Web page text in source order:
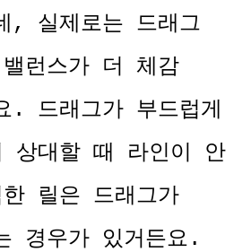
, 실제로는 드래그
런스가 더 체감
. 드래그가 부드럽게
상대할 때 라인이 안
릴은 드래그가
경우가 있거든요.